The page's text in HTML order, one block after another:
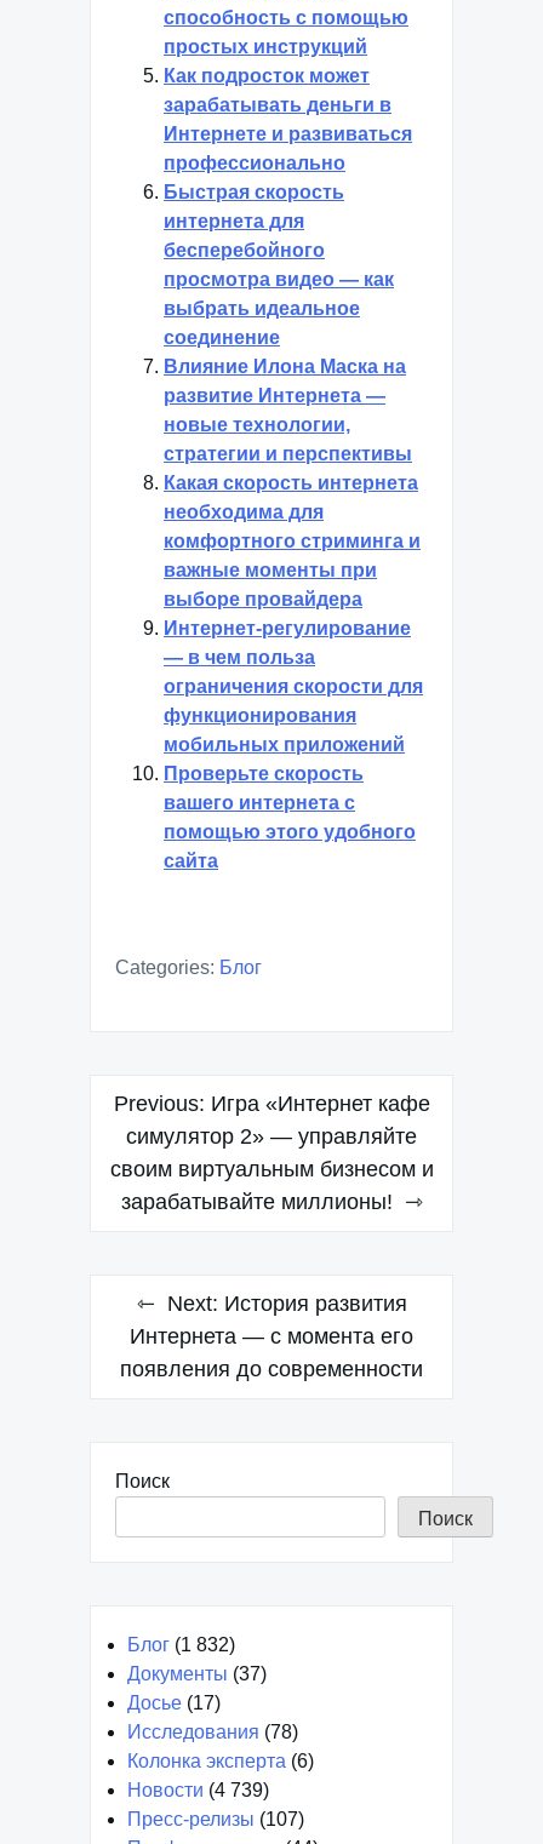
способность с помощью
простых инструкций
Как подросток может
зарабатывать деньги в
Интернете и развиваться
профессионально
Быстрая скорость
интернета для
бесперебойного
просмотра видео — как
выбрать идеальное
соединение
Влияние Илона Маска на
развитие Интернета —
новые технологии,
стратегии и перспективы
Какая скорость интернета
необходима для
комфортного стриминга и
важные моменты при
выборе провайдера
Интернет-регулирование
— в чем польза
ограничения скорости для
функционирования
мобильных приложений
Проверьте скорость
вашего интернета с
помощью этого удобного
сайта
Categories: Блог
Навигация
записям
Previous: Игра «Интернет кафе
симулятор 2» — управляйте
своим виртуальным бизнесом и
зарабатывайте миллионы!
Next: История развития
Интернета — с момента его
появления до современности
Поиск
Поиск
Блог (1 832)
Документы (37)
Досье (17)
Исследования (78)
Колонка эксперта (6)
Новости (4 739)
Пресс-релизы (107)